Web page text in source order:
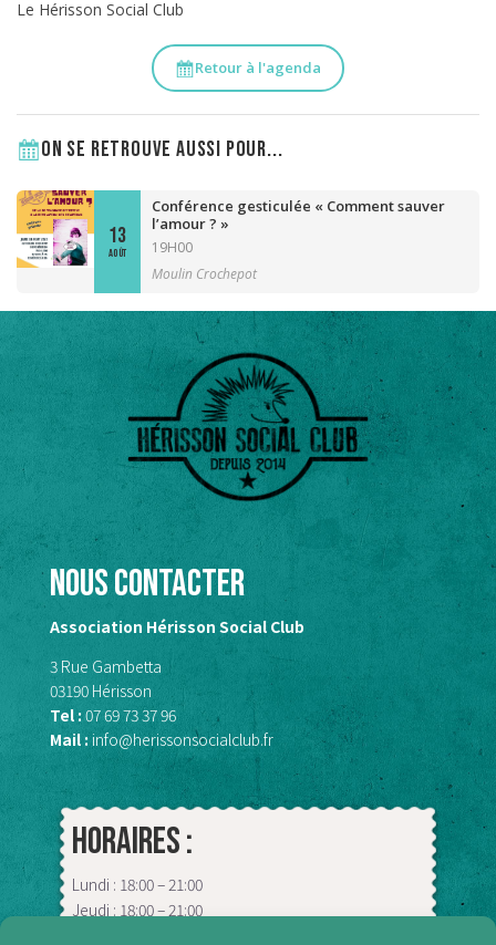
Le Hérisson Social Club
Retour à l'agenda
On se retrouve aussi pour...
13
AOÛT
Conférence gesticulée « Comment sauver
l’amour ? »
19H00
Moulin Crochepot
Nous contacter
Association Hérisson Social Club
3 Rue Gambetta
03190 Hérisson
Tel :07 69 73 37 96
Mail : info@herissonsocialclub.fr
Horaires :
Lundi : 18:00 – 21:00
Jeudi : 18:00 – 21:00